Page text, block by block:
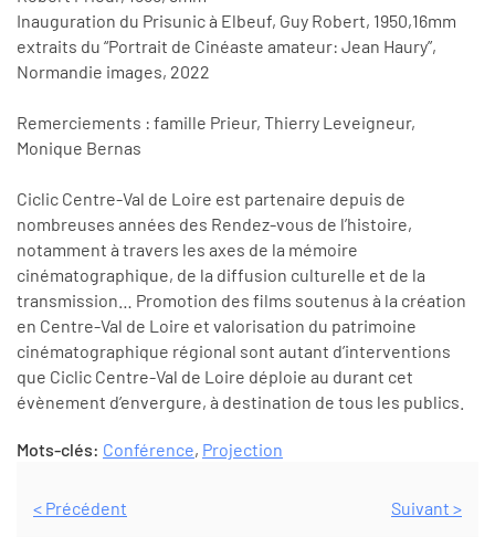
Inauguration du Prisunic à Elbeuf, Guy Robert, 1950,16mm
extraits du “Portrait de Cinéaste amateur: Jean Haury”,
Normandie images, 2022
Remerciements : famille Prieur, Thierry Leveigneur,
Monique Bernas
Ciclic Centre-Val de Loire est partenaire depuis de
nombreuses années des Rendez-vous de l’histoire,
notamment à travers les axes de la mémoire
cinématographique, de la diffusion culturelle et de la
transmission… Promotion des films soutenus à la création
en Centre-Val de Loire et valorisation du patrimoine
cinématographique régional sont autant d’interventions
que Ciclic Centre-Val de Loire déploie au durant cet
évènement d’envergure, à destination de tous les publics.
Mots-clés: Conférence, Projection
< Précédent Suivant >